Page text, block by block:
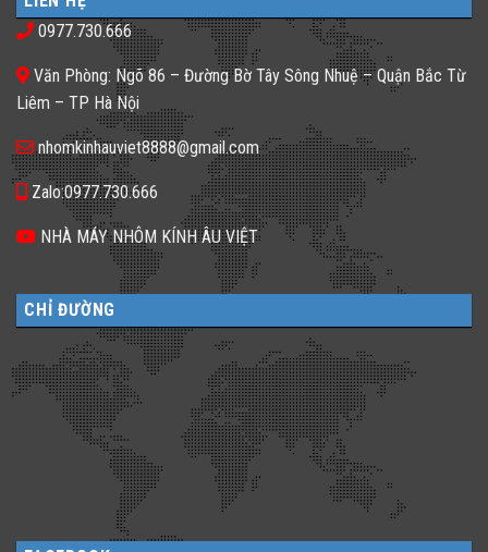
thiếu
sáng
tối
𝐊𝐡𝐚́𝐜𝐡
𝐒𝐚̣𝐧
𝐍𝐞̂𝐧
𝐆𝐚̣𝐜𝐡
𝐊𝐢́𝐧𝐡
𝐓𝐫𝐨𝐧𝐠
𝐓𝐡𝐢𝐞̂́𝐭
𝐊𝐞̂́?
kính
màu
đa
dạng
cho
không
gian
sống
0977.730.666
Văn Phòng: Ngõ 86 – Đường Bờ Tây Sông Nhuệ – Quận Bắc Từ
Liêm – TP Hà Nội
nhomkinhauviet8888@gmail.com
Zalo:0977.730.666
NHÀ MÁY NHÔM KÍNH ÂU VIỆT
CHỈ ĐƯỜNG